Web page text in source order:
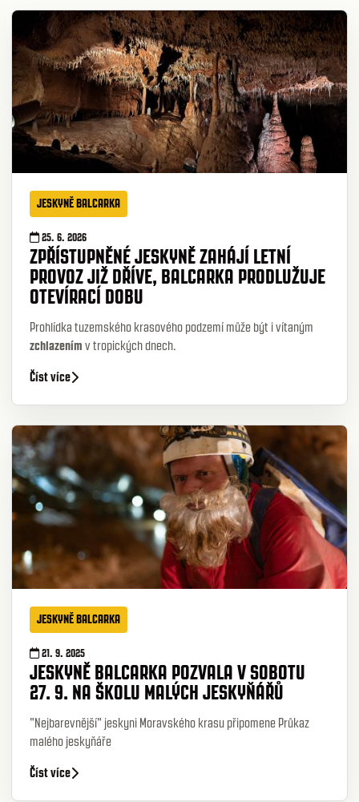
JESKYNĚ BALCARKA
25. 6. 2026
ZPŘÍSTUPNĚNÉ JESKYNĚ ZAHÁJÍ LETNÍ
PROVOZ JIŽ DŘÍVE, BALCARKA PRODLUŽUJE
OTEVÍRACÍ DOBU
Prohlídka tuzemského krasového podzemí může být i vítaným
zchlazením v tropických dnech.
Číst více
JESKYNĚ BALCARKA
21. 9. 2025
JESKYNĚ BALCARKA POZVALA V SOBOTU
27. 9. NA ŠKOLU MALÝCH JESKYŇÁŘŮ
"Nejbarevnější" jeskyni Moravského krasu připomene Průkaz
malého jeskyňáře
Číst více